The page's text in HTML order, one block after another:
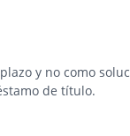
y no como
de título.